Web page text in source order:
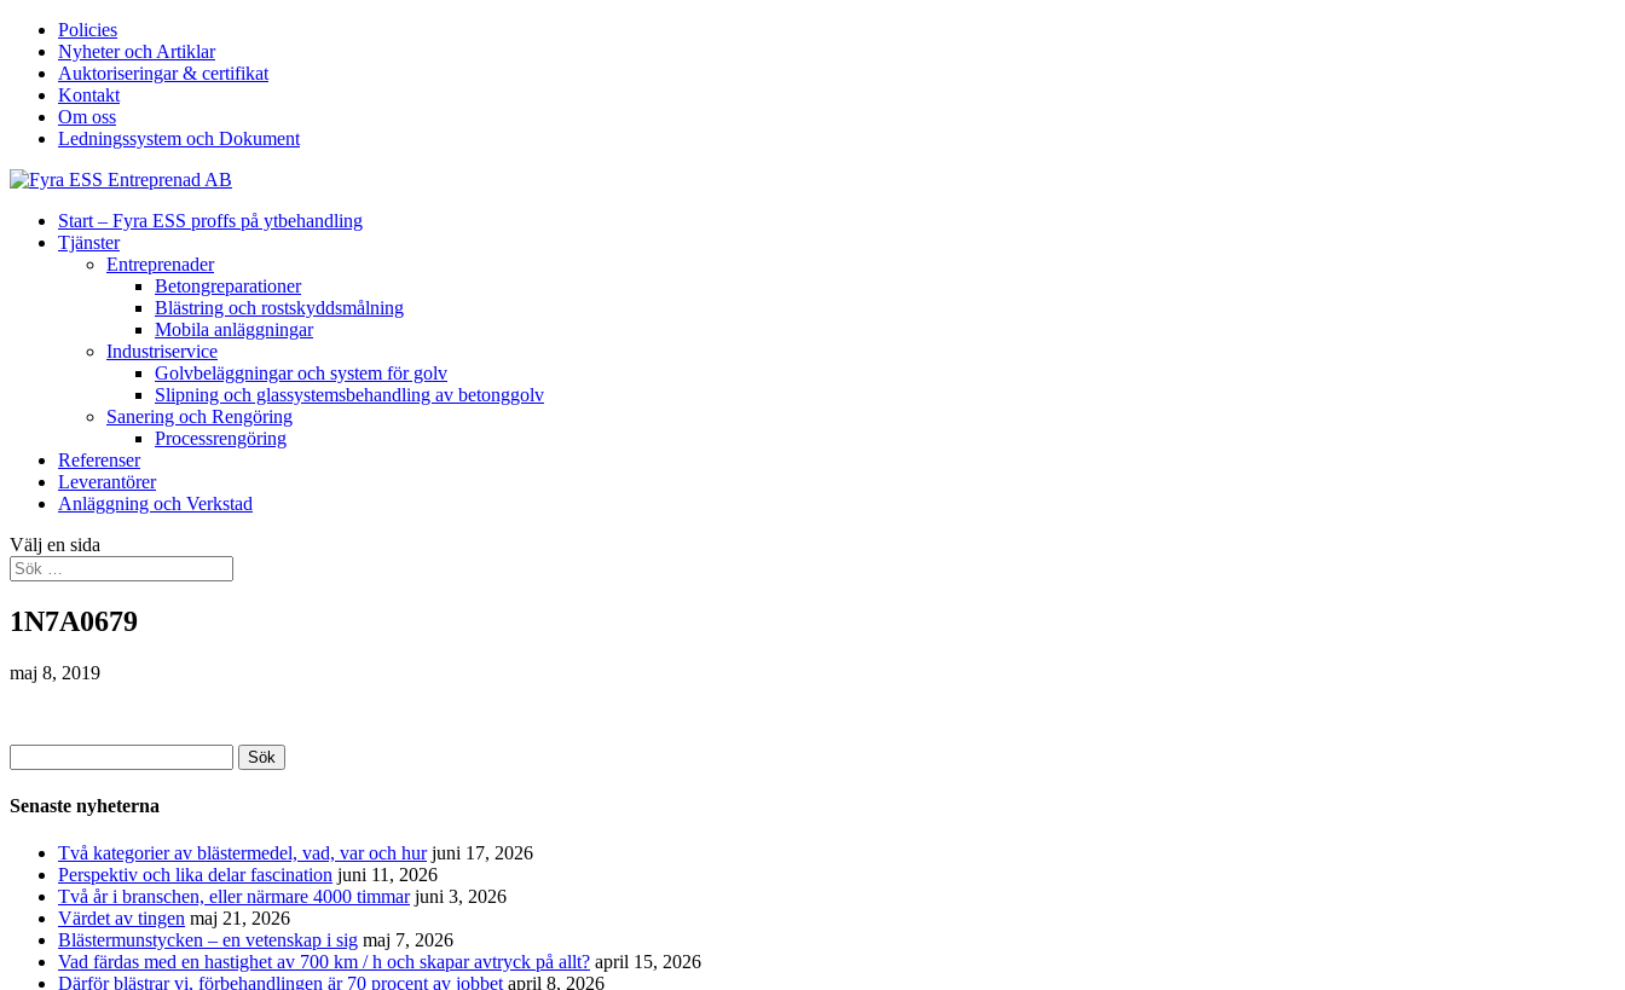
Policies
Nyheter och Artiklar
Auktoriseringar & certifikat
Kontakt
Om oss
Ledningssystem och Dokument
Start – Fyra ESS proffs på ytbehandling
Tjänster
Entreprenader
Betongreparationer
Blästring och rostskyddsmålning
Mobila anläggningar
Industriservice
Golvbeläggningar och system för golv
Slipning och glassystemsbehandling av betonggolv
Sanering och Rengöring
Processrengöring
Referenser
Leverantörer
Anläggning och Verkstad
Välj en sida
1N7A0679
maj 8, 2019
efter:
Senaste nyheterna
Två kategorier av blästermedel, vad, var och hur juni 17, 2026
Perspektiv och lika delar fascination juni 11, 2026
Två år i branschen, eller närmare 4000 timmar juni 3, 2026
Värdet av tingen maj 21, 2026
Blästermunstycken – en vetenskap i sig maj 7, 2026
Vad färdas med en hastighet av 700 km / h och skapar avtryck på allt? april 15, 2026
Därför blästrar vi, förbehandlingen är 70 procent av jobbet april 8, 2026